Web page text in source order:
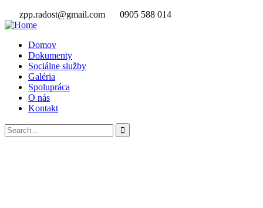
zpp.radost@gmail.com
0905 588 014
Domov
Dokumenty
Sociálne služby
Galéria
Spolupráca
O nás
Kontakt